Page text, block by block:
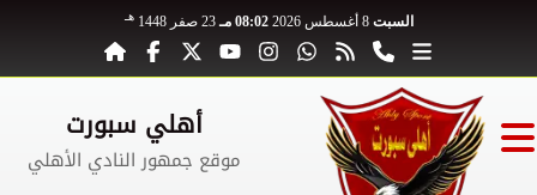
السبت 8 أغسطس 2026 08:02 مـ 23 صفر 1448 هـ
أهلي سبورت
موقع جمهور النادي الأهلي